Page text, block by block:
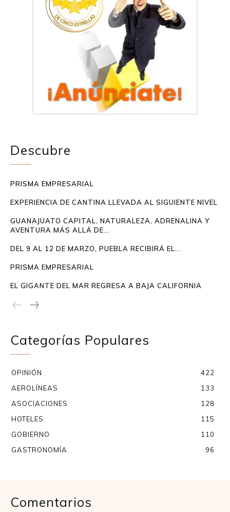
Descubre
PRISMA EMPRESARIAL
EXPERIENCIA DE CANTINA LLEVADA AL SIGUIENTE NIVEL
GUANAJUATO CAPITAL, NATURALEZA, ADRENALINA Y
AVENTURA MÁS ALLÁ DE...
DEL 9 AL 12 DE MARZO, PUEBLA RECIBIRÁ EL...
PRISMA EMPRESARIAL
EL GIGANTE DEL MAR REGRESA A BAJA CALIFORNIA
Categorías Populares
OPINIÓN
422
AEROLÍNEAS
133
ASOCIACIONES
128
HOTELES
115
GOBIERNO
110
GASTRONOMÍA
96
Comentarios